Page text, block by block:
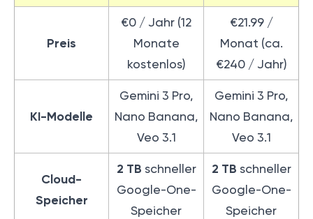
Preis
€0 / Jahr (12
Monate
kostenlos)
€21.99 /
Monat (ca.
€240 / Jahr)
KI-Modelle
Gemini 3 Pro,
Nano Banana,
Veo 3.1
Gemini 3 Pro,
Nano Banana,
Veo 3.1
Cloud-
Speicher
2 TB schneller
Google-One-
Speicher
2 TB schneller
Google-One-
Speicher